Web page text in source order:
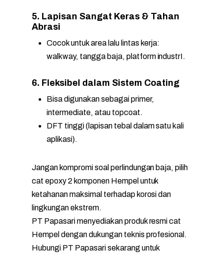
5. Lapisan Sangat Keras & Tahan
Abrasi
Cocok untuk area lalu lintas kerja:
walkway, tangga baja, platform industrI.
6. Fleksibel dalam Sistem Coating
Bisa digunakan sebagai primer,
intermediate, atau topcoat.
DFT tinggi (lapisan tebal dalam satu kali
aplikasi).
Jangan kompromi soal perlindungan baja, pilih
cat epoxy 2 komponen Hempel untuk
ketahanan maksimal terhadap korosi dan
lingkungan ekstrem.
PT Papasari menyediakan produk resmi cat
Hempel dengan dukungan teknis profesional.
Hubungi PT Papasari sekarang untuk